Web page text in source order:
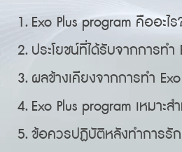
Exo Plus program คืออะไร
ประโยชน์ที่ได้รับจากการทำ
ผลข้างเคียงจากการทำ
Exo Plus program เหมาะส
ข้อควรปฏิบัติหลังทำการรัก